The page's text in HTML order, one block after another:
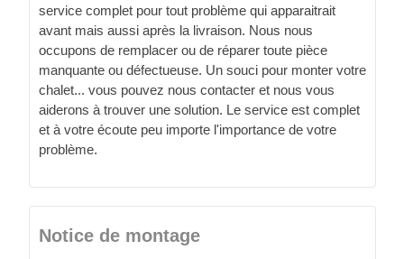
service complet pour tout problème qui apparaitrait
avant mais aussi après la livraison. Nous nous
occupons de remplacer ou de réparer toute pièce
manquante ou défectueuse. Un souci pour monter votre
chalet... vous pouvez nous contacter et nous vous
aiderons à trouver une solution. Le service est complet
et à votre écoute peu importe l'importance de votre
problème.
Notice de montage